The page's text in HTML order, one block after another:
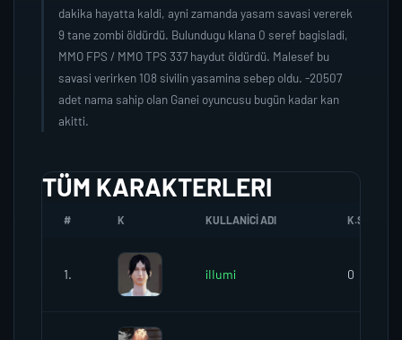
dakika hayatta kaldi, ayni zamanda yasam savasi vererek
9 tane zombi öldürdü. Bulundugu klana 0 seref bagisladi,
MMO FPS / MMO TPS 337 haydut öldürdü. Malesef bu
savasi verirken 108 sivilin yasamina sebep oldu. -20507
adet nama sahip olan Ganei oyuncusu bugün kadar kan
akitti.
TÜM KARAKTERLERI
# K KULLANICI ADI K.SEREFI
1. iIIumi 0